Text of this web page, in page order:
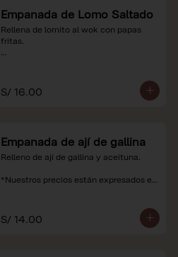
Empanada de Lomo Saltado
Rellena de lomito al wok con papas
fritas.
S/ 16.00
Empanada de ají de gallina
Relleno de ají de gallina y aceituna.
*Nuestros precios están expresados en
S/ 14.00